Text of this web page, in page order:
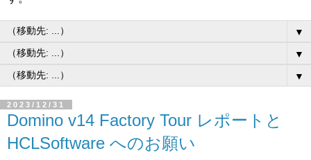
▼
▼
▼
2023/12/31
Domino v14 Factory Tour レポートと
HCLSoftware へのお願い